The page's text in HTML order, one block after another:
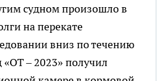
судном произошло в
на перекате
вниз по течению
– 2023» получил